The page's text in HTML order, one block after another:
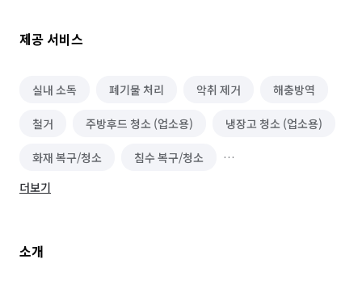
제공 서비스
실내 소독 폐기물 처리 악취 제거 해충방역
철거 주방후드 청소 (업소용) 냉장고 청소 (업소용)
화재 복구/청소 침수 복구/청소
수질 관리/녹조 제거
이사청소/입주청소
더보기
소개